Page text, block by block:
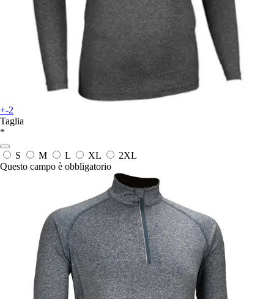
+-2
Taglia
*
S M L XL
2XL
Questo campo è obbligatorio